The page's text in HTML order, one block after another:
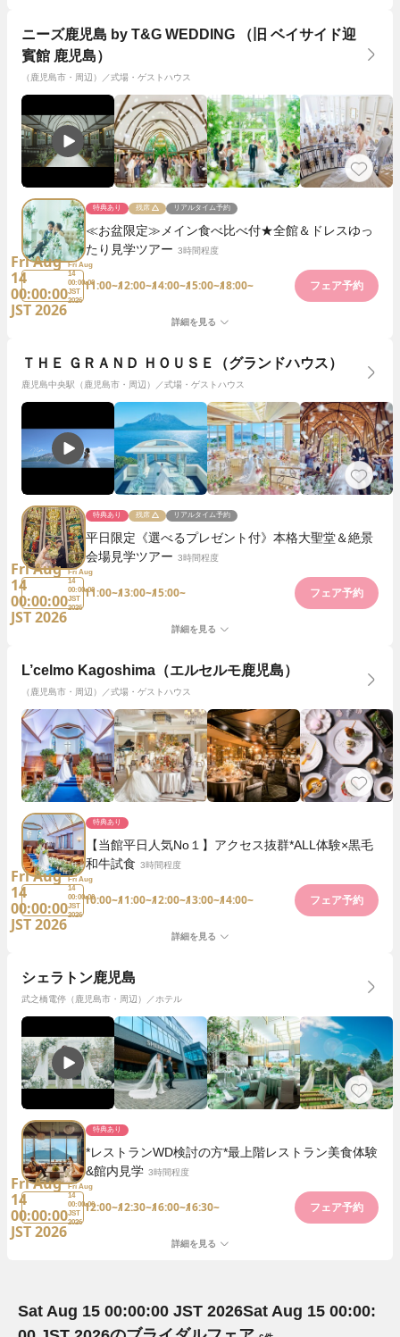
ニーズ鹿児島 by T&G WEDDING （旧 ベイサイド迎
賓館 鹿児島）
（鹿児島市・周辺）／式場・ゲストハウス
特典あり 残席 リアルタイム予約
≪お盆限定≫メイン食べ比べ付★全館＆ドレスゆっ
たり見学ツアー 3時間程度
Fri Aug
14
00:00:00
JST 2026
Fri Aug
14
00:00:00
JST
2026
11:00~12:00~14:00~15:00~18:00~ フェア予約
詳細を見る
ＴＨＥ ＧＲＡＮＤ ＨＯＵＳＥ（グランドハウス）
鹿児島中央駅（鹿児島市・周辺）／式場・ゲストハウス
特典あり 残席 リアルタイム予約
平日限定《選べるプレゼント付》本格大聖堂＆絶景
会場見学ツアー 3時間程度
Fri Aug
14
00:00:00
JST 2026
Fri Aug
14
00:00:00
JST
2026
11:00~13:00~15:00~ フェア予約
詳細を見る
L’celmo Kagoshima（エルセルモ鹿児島）
（鹿児島市・周辺）／式場・ゲストハウス
特典あり
【当館平日人気No１】アクセス抜群*ALL体験×黒毛
和牛試食 3時間程度
Fri Aug
14
00:00:00
JST 2026
Fri Aug
14
00:00:00
JST
2026
10:00~11:00~12:00~13:00~14:00~ フェア予約
詳細を見る
シェラトン鹿児島
武之橋電停（鹿児島市・周辺）／ホテル
特典あり
*レストランWD検討の方*最上階レストラン美食体験
&館内見学 3時間程度
Fri Aug
14
00:00:00
JST 2026
Fri Aug
14
00:00:00
JST
2026
12:00~12:30~16:00~16:30~ フェア予約
詳細を見る
Sat Aug 15 00:00:00 JST 2026Sat Aug 15 00:00: